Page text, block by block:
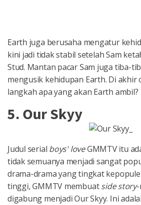
Earth juga berusaha mengatur
kini jadi tidak stabil setelah Sam
Stud. Mantan pacar Sam juga tiba-
mengusik kehidupan Earth. Di akhir
langkah apa yang akan Earth ambil?
5. Our Skyy
Judul serial boys' loveGMMTV itu
tidak semuanya menjadi sangat
drama-drama yang tingkat
tinggi, GMMTV membuatside story-
digabung menjadi Our Skyy. Ini